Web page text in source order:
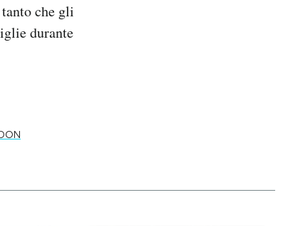
che gli
durante